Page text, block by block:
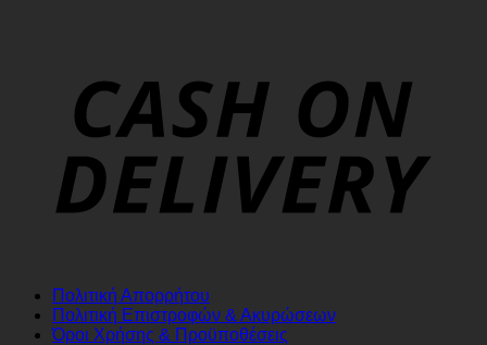
Πολιτική Απορρήτου
Πολιτική Επιστροφών & Ακυρώσεων
Όροι Χρήσης & Προϋποθέσεις